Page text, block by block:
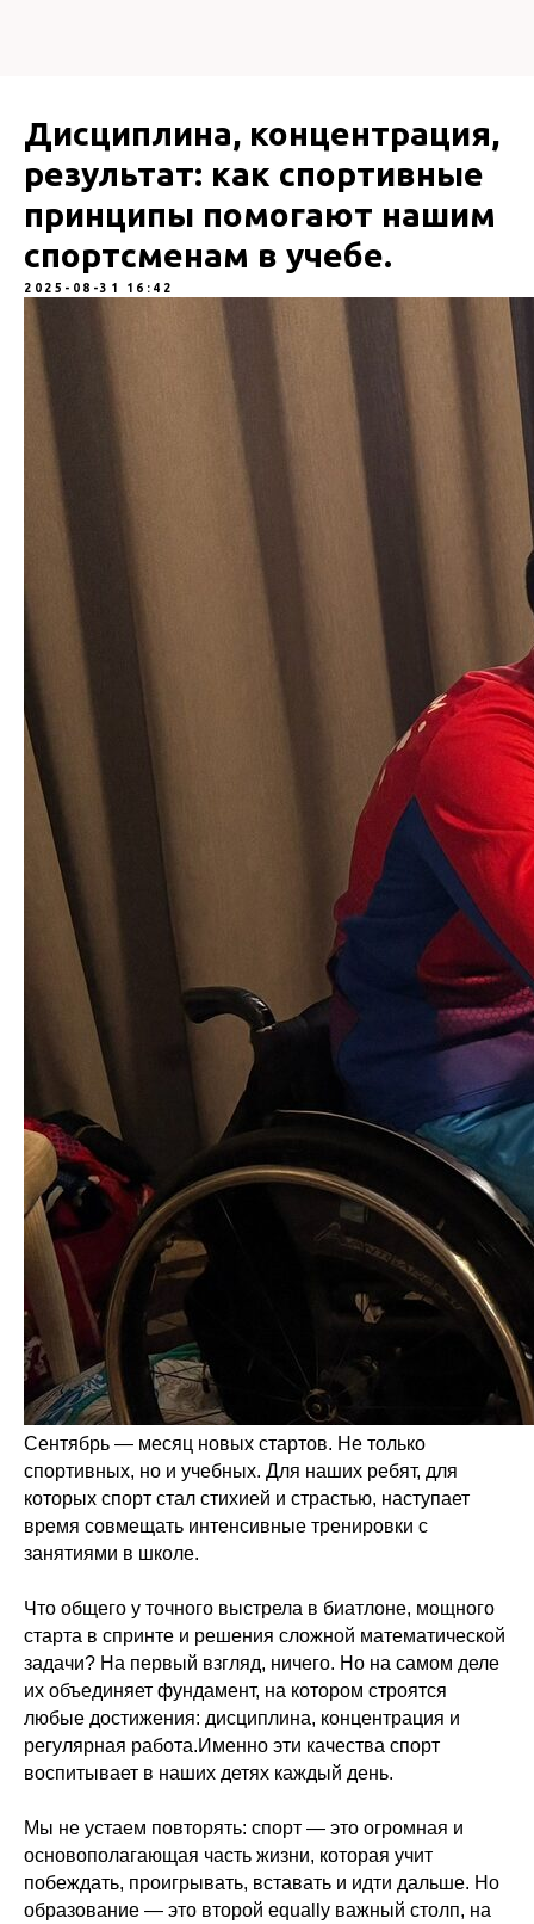
Дисциплина, концентрация,
результат: как спортивные
принципы помогают нашим
спортсменам в учебе.
2025-08-31 16:42
Сентябрь — месяц новых стартов. Не только
спортивных, но и учебных. Для наших ребят, для
которых спорт стал стихией и страстью, наступает
время совмещать интенсивные тренировки с
занятиями в школе.
Что общего у точного выстрела в биатлоне, мощного
старта в спринте и решения сложной математической
задачи? На первый взгляд, ничего. Но на самом деле
их объединяет фундамент, на котором строятся
любые достижения: дисциплина, концентрация и
регулярная работа.Именно эти качества спорт
воспитывает в наших детях каждый день.
Мы не устаем повторять: спорт — это огромная и
основополагающая часть жизни, которая учит
побеждать, проигрывать, вставать и идти дальше. Но
образование — это второй equally важный столп, на